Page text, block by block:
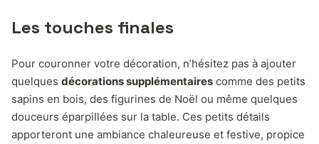
Les touches finales
Pour couronner votre décoration, n’hésitez pas à ajouter
quelques décorations supplémentaires comme des petits
sapins en bois, des figurines de Noël ou même quelques
douceurs éparpillées sur la table. Ces petits détails
apporteront une ambiance chaleureuse et festive, propice